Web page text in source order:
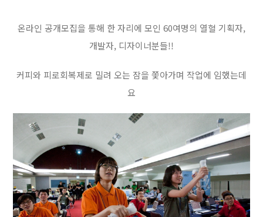
온라인 공개모집을 통해 한 자리에 모인 60여명의 열혈 기획자,
개발자, 디자이너분들!!
커피와 피로회복제로 밀려 오는 잠을 쫓아가며 작업에 임했는데
요